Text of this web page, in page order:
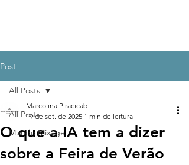
Post
All Posts
Mundo Mixage
All Posts
O que a IA tem a dizer
sobre a Feira de Verão
Marcolina Piracicab
19 de set. de 2025 1 min de leitura